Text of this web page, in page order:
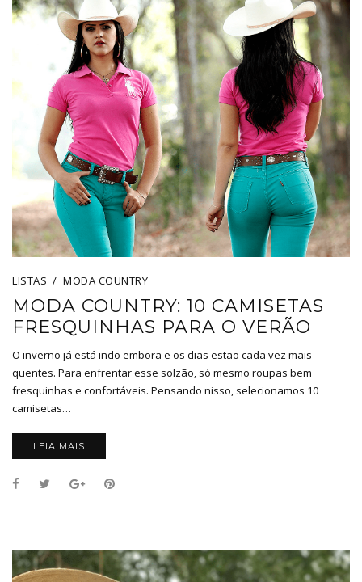
LISTAS MODA COUNTRY
MODA COUNTRY: 10 CAMISETAS
FRESQUINHAS PARA O VERÃO
O inverno já está indo embora e os dias estão cada vez mais
quentes. Para enfrentar esse solzão, só mesmo roupas bem
fresquinhas e confortáveis. Pensando nisso, selecionamos 10
camisetas…
LEIA MAIS